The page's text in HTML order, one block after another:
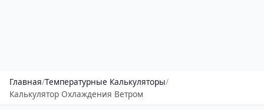
Главная/Температурные Калькуляторы/
Калькулятор Охлаждения Ветром